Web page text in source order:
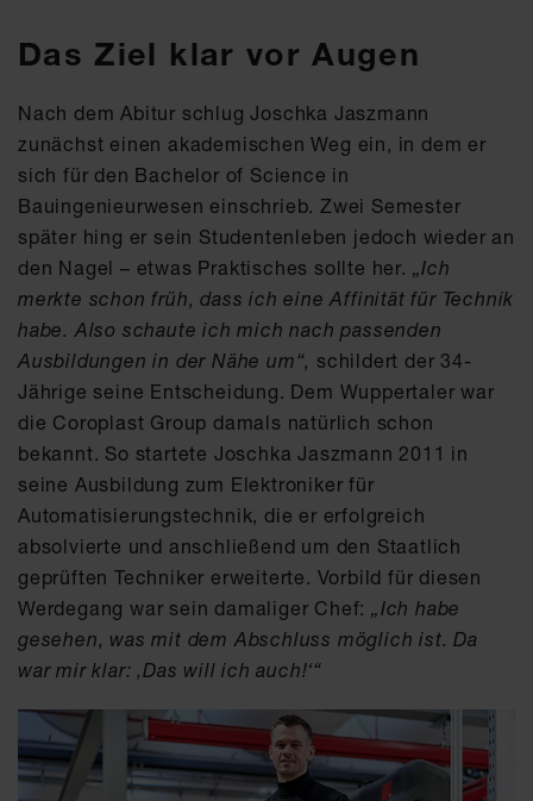
Das Ziel klar vor Augen
Nach dem Abitur schlug Joschka Jaszmann
zunächst einen akademischen Weg ein, in dem er
sich für den Bachelor of Science in
Bauingenieurwesen einschrieb. Zwei Semester
später hing er sein Studentenleben jedoch wieder an
den Nagel – etwas Praktisches sollte her. „Ich
merkte schon früh, dass ich eine Affinität für Technik
habe. Also schaute ich mich nach passenden
Ausbildungen in der Nähe um“, schildert der 34-
Jährige seine Entscheidung. Dem Wuppertaler war
die Coroplast Group damals natürlich schon
bekannt. So startete Joschka Jaszmann 2011 in
seine Ausbildung zum Elektroniker für
Automatisierungstechnik, die er erfolgreich
absolvierte und anschließend um den Staatlich
geprüften Techniker erweiterte. Vorbild für diesen
Werdegang war sein damaliger Chef: „Ich habe
gesehen, was mit dem Abschluss möglich ist. Da
war mir klar: ‚Das will ich auch!‘“